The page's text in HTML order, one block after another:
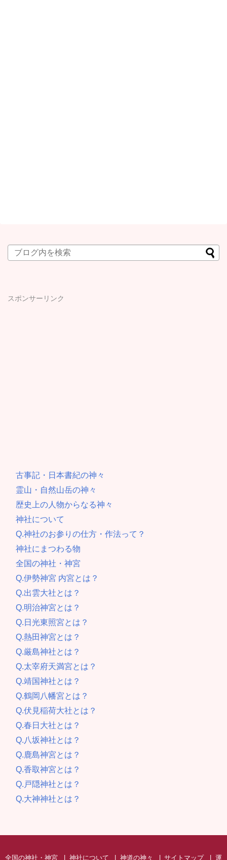
スポンサーリンク
古事記・日本書紀の神々
霊山・自然山岳の神々
歴史上の人物からなる神々
神社について
Q.神社のお参りの仕方・作法って？
神社にまつわる物
全国の神社・神宮
Q.伊勢神宮 内宮とは？
Q.出雲大社とは？
Q.明治神宮とは？
Q.日光東照宮とは？
Q.熱田神宮とは？
Q.厳島神社とは？
Q.太宰府天満宮とは？
Q.靖国神社とは？
Q.鶴岡八幡宮とは？
Q.伏見稲荷大社とは？
Q.春日大社とは？
Q.八坂神社とは？
Q.鹿島神宮とは？
Q.香取神宮とは？
Q.戸隠神社とは？
Q.大神神社とは？
全国の神社・神宮 神社について 神道の神々 サイトマップ 運